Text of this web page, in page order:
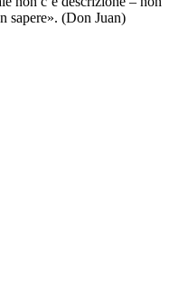
sapere». (Don Juan)